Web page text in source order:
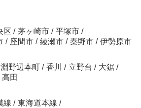
区 / 茅ヶ崎市 / 平塚市 /
/ 座間市 / 綾瀬市 / 秦野市 / 伊勢原市
淵野辺本町 / 香川 / 立野台 / 大鋸 /
高田
線 / 東海道本線 /